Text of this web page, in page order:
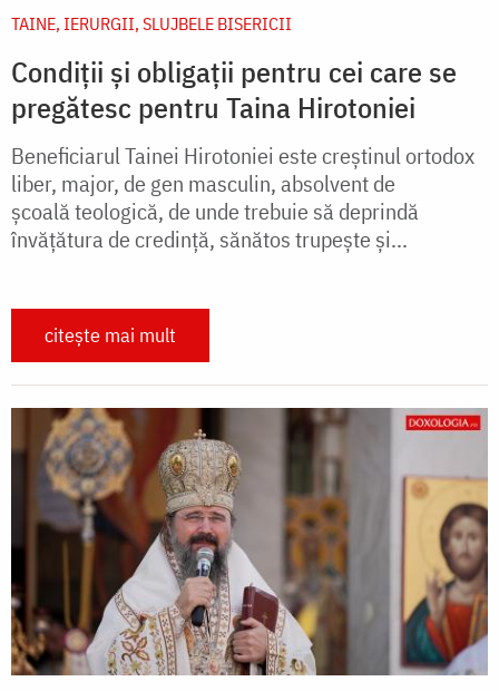
TAINE, IERURGII, SLUJBELE BISERICII
Condiții și obligații pentru cei care se
pregătesc pentru Taina Hirotoniei
Beneficiarul Tainei Hirotoniei este creștinul ortodox
liber, major, de gen masculin, absolvent de
școală teologică, de unde trebuie să deprindă
învățătura de credință, sănătos trupește și...
citește mai mult